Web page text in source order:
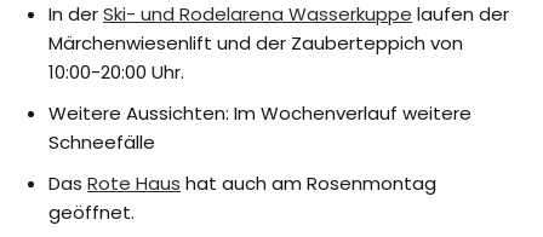
In derSki- und Rodelarena Wasserkuppe laufen der
Märchenwiesenlift und der Zauberteppich von
10:00-20:00 Uhr.
Weitere Aussichten: Im Wochenverlauf weitere
Schneefälle
Das Rote Haus hat auch am Rosenmontag
geöffnet.